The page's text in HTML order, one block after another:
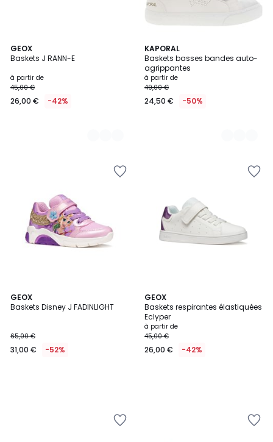
GEOX
Baskets J RANN-E
à partir de
45,00 €
26,00 € -42%
2
Couleurs
KAPORAL
Baskets basses bandes auto-
agrippantes
à partir de
49,00 €
24,50 € -50%
2
Couleurs
GEOX
Baskets Disney J FADINLIGHT
65,00 €
31,00 € -52%
GEOX
Baskets respirantes élastiquées
Eclyper
à partir de
45,00 €
26,00 € -42%